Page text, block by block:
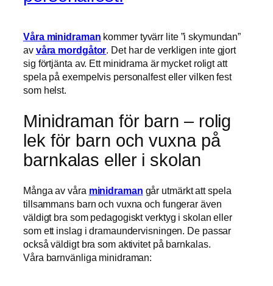
Våra minidraman kommer tyvärr lite ”i skymundan”
av våra mordgåtor. Det har de verkligen inte gjort
sig förtjänta av. Ett minidrama är mycket roligt att
spela på exempelvis personalfest eller vilken fest
som helst.
Minidraman för barn – rolig
lek för barn och vuxna på
barnkalas eller i skolan
Många av våra minidraman går utmärkt att spela
tillsammans barn och vuxna och fungerar även
väldigt bra som pedagogiskt verktyg i skolan eller
som ett inslag i dramaundervisningen. De passar
också väldigt bra som aktivitet på barnkalas.
Våra barnvänliga minidraman: